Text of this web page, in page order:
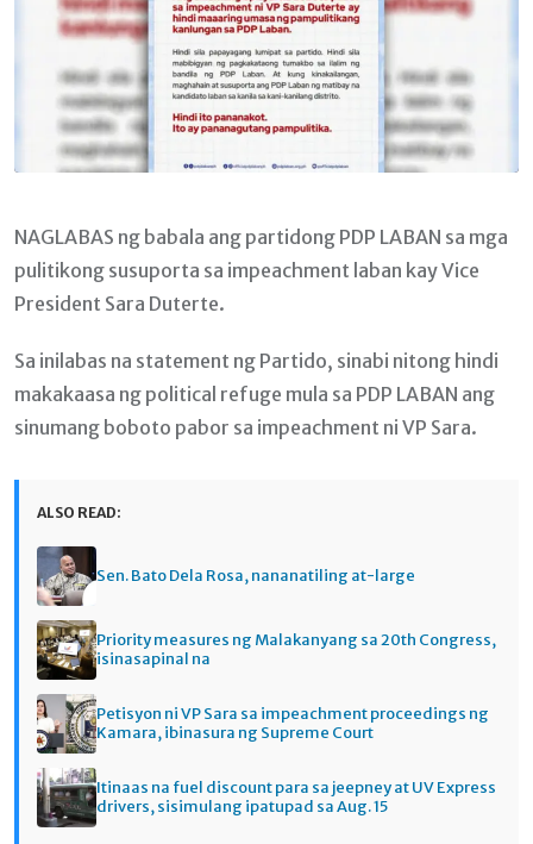
NAGLABAS ng babala ang partidong PDP LABAN sa mga
pulitikong susuporta sa impeachment laban kay Vice
President Sara Duterte.
Sa inilabas na statement ng Partido, sinabi nitong hindi
makakaasa ng political refuge mula sa PDP LABAN ang
sinumang boboto pabor sa impeachment ni VP Sara.
ALSO READ:
Sen. Bato Dela Rosa, nananatiling at-large
Priority measures ng Malakanyang sa 20th Congress,
isinasapinal na
Petisyon ni VP Sara sa impeachment proceedings ng
Kamara, ibinasura ng Supreme Court
Itinaas na fuel discount para sa jeepney at UV Express
drivers, sisimulang ipatupad sa Aug. 15